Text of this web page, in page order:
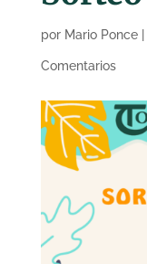
por Mario Ponce|
Comentarios